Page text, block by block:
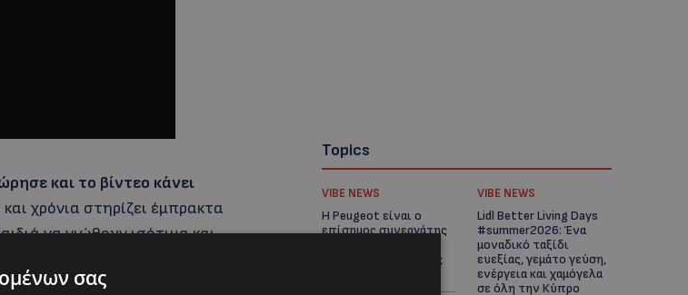
και το βίντεο κάνει
χρόνια στηρίζει έμπρακτα
να νιώθουν ισότιμα και
δεν μπορεί κανείς να μη
τον δικό τους αγώνα με
Topics
VIBE NEWS
Η Peugeot είναι ο
επίσημος συνεργάτης
Κινηματογράφου της
VIBE NEWS
Lidl Better Living Days
#summer2026: Ένα
μοναδικό ταξίδι
ευεξίας, γεμάτο γεύση,
ενέργεια και χαμόγελα
σε όλη την Κύπρο
σας